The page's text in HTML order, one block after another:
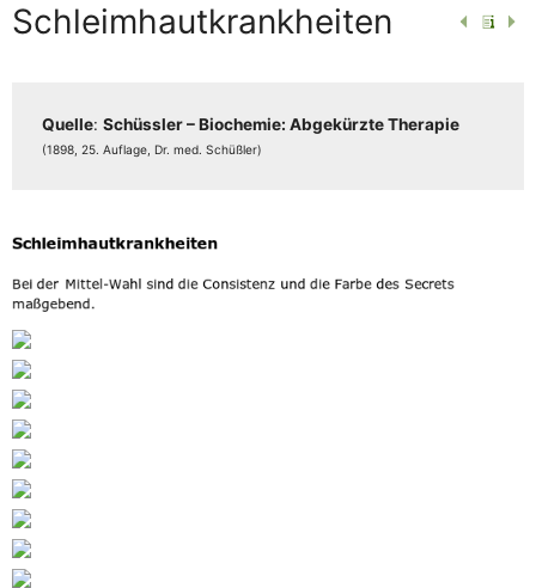
Schleimhautkrankheiten
Quel­le: Schüss­ler – Bio­che­mie: Abge­kürz­te The­ra­pie
(1898, 25. Auf­la­ge, Dr. med. Schüßler)